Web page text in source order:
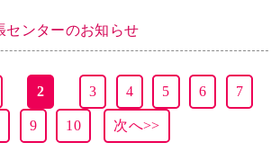
センターのお知らせ
2 3 4 5 6 7
9 10 次へ>>